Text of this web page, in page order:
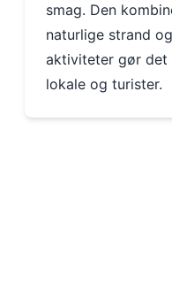
smag. Den
naturlige strand
aktiviteter gør
lokale og turister.